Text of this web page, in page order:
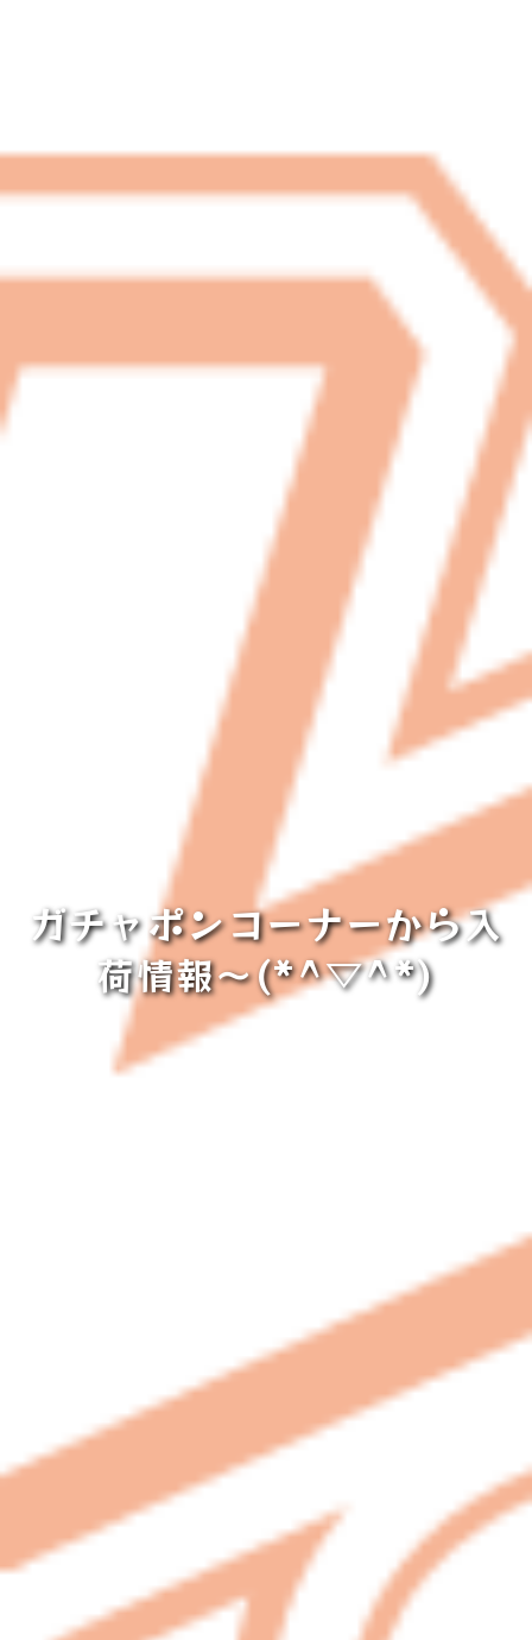
ガチャポンコーナーから入
荷情報～(*^▽^*)